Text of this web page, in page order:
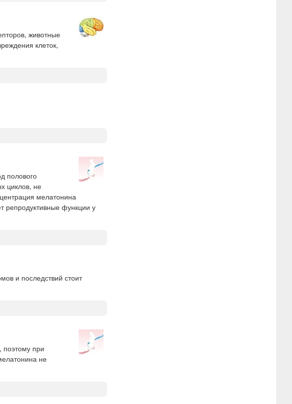
животные
клеток,
полового
циклов, не
мелатонина
репродуктивные функции у
и последствий стоит
поэтому при
не